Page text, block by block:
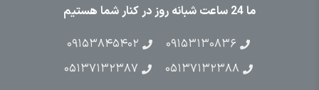
ما 24 ساعت شبانه روز در کنار شما هستیم
۰۹۱۵۳۱۳۰۸۳۶
۰۹۱۵۳۸۴۵۴۰۲
۰۵۱۳۷۱۳۲۳۸۸
۰۵۱۳۷۱۳۲۳۸۷